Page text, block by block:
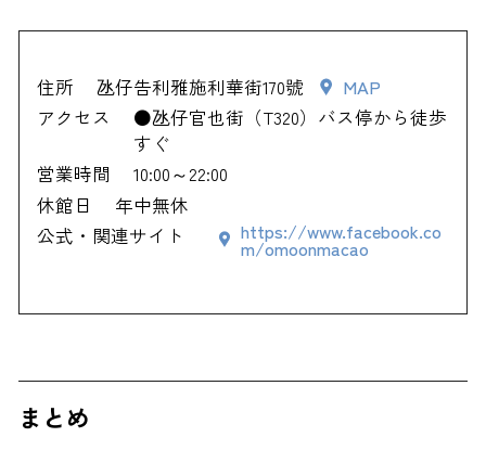
住所 氹仔告利雅施利華街170號
MAP
アクセス
●氹仔官也街（T320）バス停から徒歩
すぐ
営業時間
10:00～22:00
休館日
年中無休
公式・関連サイト
https://www.facebook.co
m/omoonmacao
まとめ